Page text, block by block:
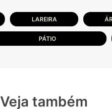
LAREIRA
PÁTIO
Veja também